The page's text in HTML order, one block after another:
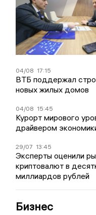
04/08 17:15
ВТБ поддержал
новых жилых домов
04/08 15:45
Курорт мирового
драйвером
29/07 13:45
Эксперты оценили
криптовалют в
миллиардов рублей
Бизнес